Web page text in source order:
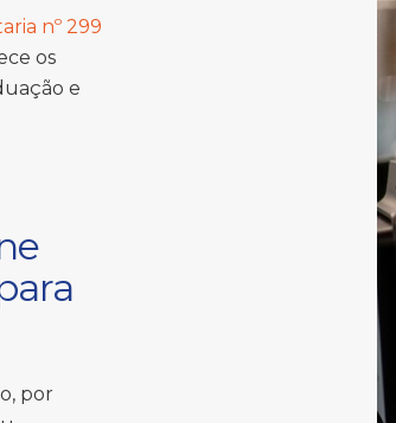
nº 299
os
e
por